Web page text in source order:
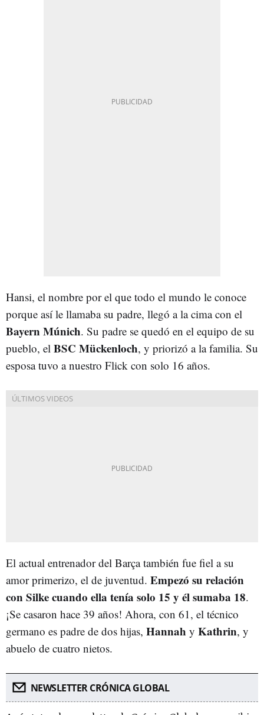
Hansi, el nombre por el que todo el mundo le conoce
porque así le llamaba su padre, llegó a la cima con el
BayernMúnich. Su padre se quedó en el equipo de su
pueblo, el BSC Mückenloch, y priorizó a la familia. Su
esposa tuvo a nuestro Flick con solo 16 años.
El actual entrenador del Barça también fue fiel a su
amor primerizo, el de juventud. Empezó su relación
con Silke cuando ella tenía solo 15 y él sumaba 18.
¡Se casaron hace 39 años! Ahora, con 61, el técnico
germano es padre de dos hijas, Hannah y Kathrin, y
abuelo de cuatro nietos.
NEWSLETTER CRÓNICA GLOBAL